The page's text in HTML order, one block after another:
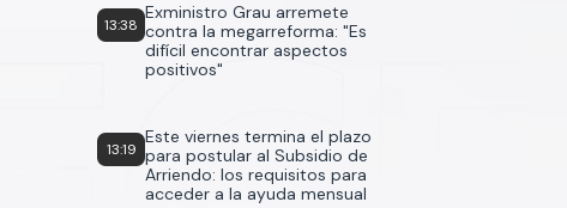
13:38
Exministro Grau arremete
contra la megarreforma: "Es
difícil encontrar aspectos
positivos"
13:19
Este viernes termina el plazo
para postular al Subsidio de
Arriendo: los requisitos para
acceder a la ayuda mensual